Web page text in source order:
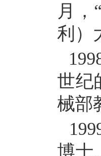
月
利）
世纪
械部
博士